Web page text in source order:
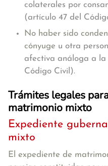
colaterales por
(artículo 47 del
No haber sido
cónyuge u otra
afectiva análoga a la
Código Civil).
Trámites legales
matrimonio mixto
Expediente
mixto
El expediente de